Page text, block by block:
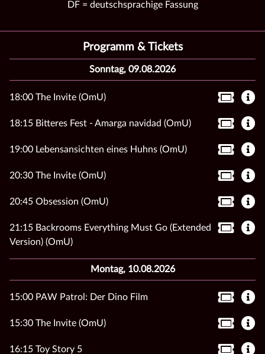
DF = deutschsprachige Fassung
Programm & Tickets
Sonntag, 09.08.2026
18:00 The Invite (OmU)
18:15 Bitteres Fest - Amarga navidad (OmU)
19:00 Lebensansichten eines Huhns (OmU)
20:30 The Invite (OmU)
20:45 Obsession (OmU)
21:15 Backrooms Everything Must Go (Extended
Version) (OmU)
Montag, 10.08.2026
15:00 PAW Patrol: Der Dino Film
15:30 The Invite (OmU)
16:15 Toy Story 5